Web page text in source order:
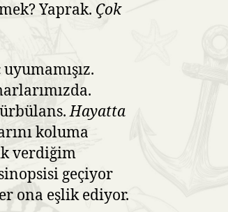
Yaprak. Çok
Hayatta
koluma
verdiğim
geçiyor
ona eşlik ediyor.